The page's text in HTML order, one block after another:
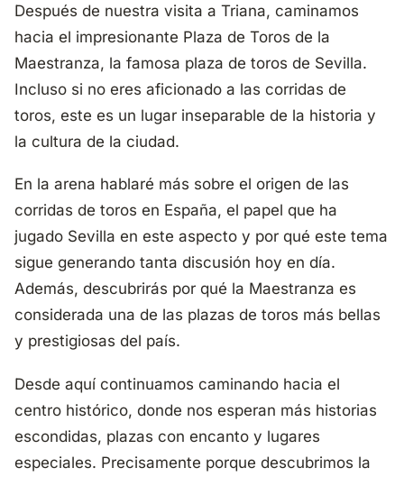
Después de nuestra visita a Triana, caminamos
hacia el impresionante Plaza de Toros de la
Maestranza, la famosa plaza de toros de Sevilla.
Incluso si no eres aficionado a las corridas de
toros, este es un lugar inseparable de la historia y
la cultura de la ciudad.
En la arena hablaré más sobre el origen de las
corridas de toros en España, el papel que ha
jugado Sevilla en este aspecto y por qué este tema
sigue generando tanta discusión hoy en día.
Además, descubrirás por qué la Maestranza es
considerada una de las plazas de toros más bellas
y prestigiosas del país.
Desde aquí continuamos caminando hacia el
centro histórico, donde nos esperan más historias
escondidas, plazas con encanto y lugares
especiales. Precisamente porque descubrimos la